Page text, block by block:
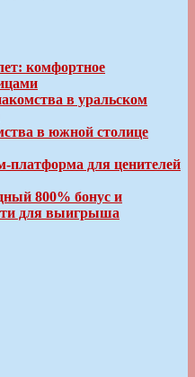
комфортное
в уральском
в южной столице
для ценителей
800% бонус и
для выигрыша